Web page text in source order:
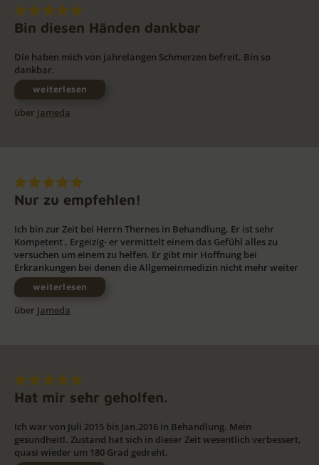
Bin diesen Händen dankbar
Die haben mich von jahrelangen Schmerzen befreit. Bin so
dankbar.
weiterlesen
über Jameda
Nur zu empfehlen!
Ich bin zur Zeit bei Herrn Thernes in Behandlung. Er ist sehr
Kompetent , Ergeizig- er vermittelt einem das Gefühl alles zu
versuchen um einem zu helfen. Er gibt mir Hoffnung bei
Erkrankungen bei denen die Allgemeinmedizin nicht mehr weiter
weiterlesen
über Jameda
Hat mir sehr geholfen.
Ich war von Juli 2015 bis Jan.2016 in Behandlung. Mein
gesundheitl. Zustand hat sich in dieser Zeit wesentlich verbessert,
quasi wieder um 180 Grad gedreht.